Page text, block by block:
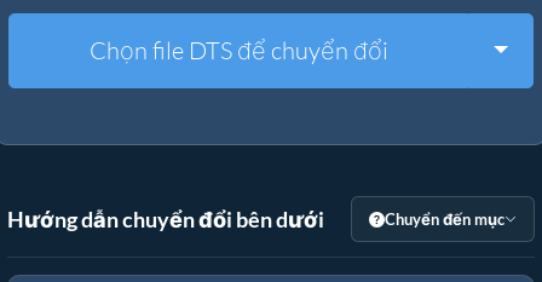
Công cụ khác
Chọn file DTS để chuyển đổi
Hướng dẫn chuyển đổi bên dưới Chuyển đến mục